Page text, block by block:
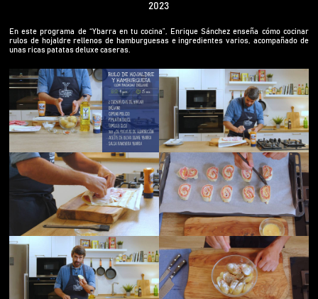
2023
En este programa de “Ybarra en tu cocina”, Enrique Sánchez enseña cómo cocinar
rulos de hojaldre rellenos de hamburguesas e ingredientes varios, acompañado de
unas ricas patatas deluxe caseras.